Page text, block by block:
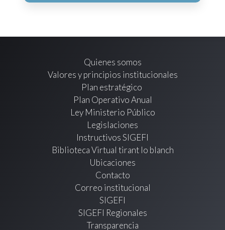
Quienes somos
Valores y principios institucionales
Plan estratégico
Plan Operativo Anual
Ley Ministerio Público
Legislaciones
Instructivos SIGEFI
Biblioteca Virtual tirant lo blanch
Ubicaciones
Contacto
Correo institucional
SIGEFI
SIGEFI Regionales
Transparencia